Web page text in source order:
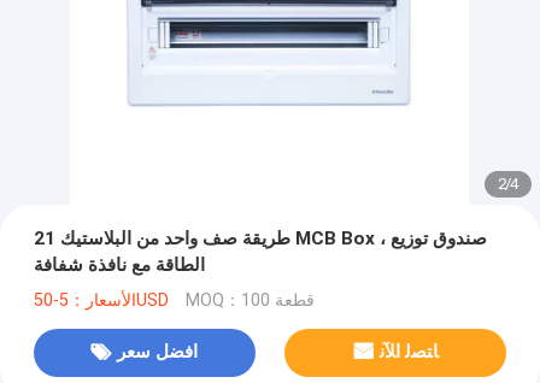
2/4
21 طريقة صف واحد من البلاستيك MCB Box ، صندوق توزيع
الطاقة مع نافذة شفافة
الأسعار：5-50USD MOQ：100 قطعة
افضل سعر ﺎﺘﺼﻟ ﺍﻶﻧ